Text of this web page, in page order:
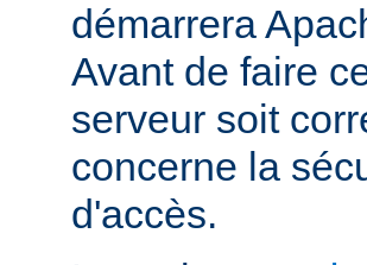
démarrera
Avant de faire
serveur soit
concerne la
d'accès.